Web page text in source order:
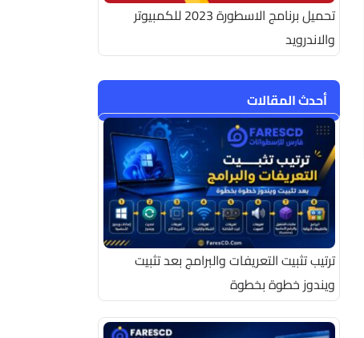
تحميل برنامج الاسطورة 2023 للكمبيوتر
والاندرويد
أحدث المقالات
ترتيب تثبيت التعريفات والبرامج بعد تثبيت
ويندوز خطوة بخطوة